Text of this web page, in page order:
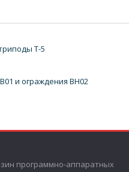
программно-аппаратных